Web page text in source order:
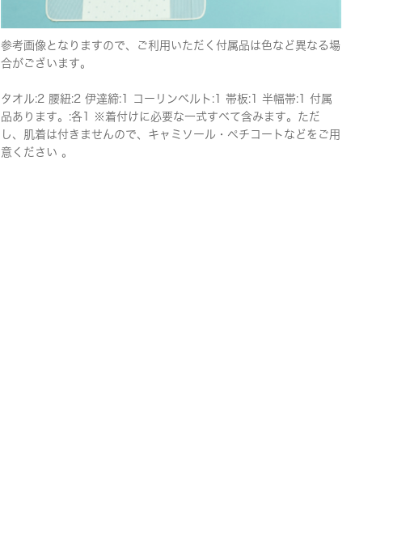
参考画像となりますので、ご利用いただく付属品は色など異なる場
合がございます。
タオル:2 腰紐:2 伊達締:1 コーリンベルト:1 帯板:1 半幅帯:1 付属
品あります。:各1 ※着付けに必要な一式すべて含みます。ただ
し、肌着は付きませんので、キャミソール・ペチコートなどをご用
意ください 。